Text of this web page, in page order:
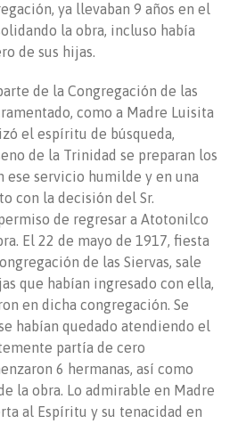
ya llevaban 9 años en el
la obra, incluso había
de sus hijas.
de la Congregación de las
como a Madre Luisita
el espíritu de búsqueda,
de la Trinidad se preparan los
ese servicio humilde y en una
con la decisión del Sr.
de regresar a Atotonilco
El 22 de mayo de 1917, fiesta
de las Siervas, sale
que habían ingresado con ella,
en dicha congregación. Se
habían quedado atendiendo el
partía de cero
6 hermanas, así como
la obra. Lo admirable en Madre
al Espíritu y su tenacidad en